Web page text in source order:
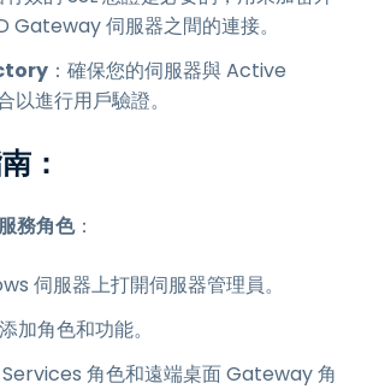
Gateway 伺服器之間的連接。
：確保您的伺服器與 Active
進行用戶驗證。
：
務角色：
伺服器上打開伺服器管理員。
加角色和功能。
角色和遠端桌面 Gateway 角